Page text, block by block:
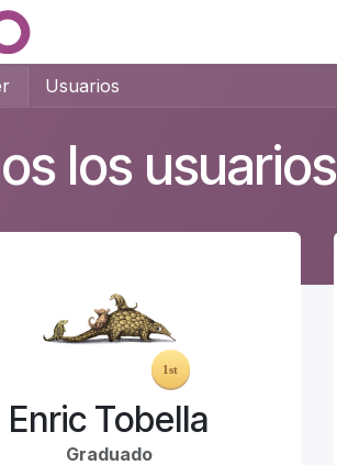
Usuarios
los usuarios
Enric Tobella
Graduado